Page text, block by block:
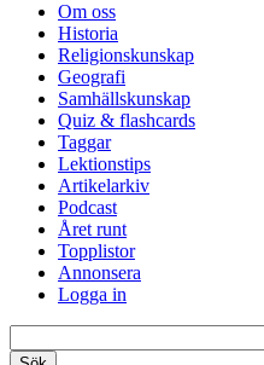
Om oss
Historia
Religionskunskap
Geografi
Samhällskunskap
Quiz & flashcards
Taggar
Lektionstips
Artikelarkiv
Podcast
Året runt
Topplistor
Annonsera
Logga in